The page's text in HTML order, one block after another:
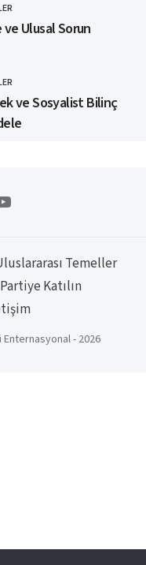
Ulusal Sorun
ve Sosyalist Bilinç
Temeller
Partiye Katılın
- 2026